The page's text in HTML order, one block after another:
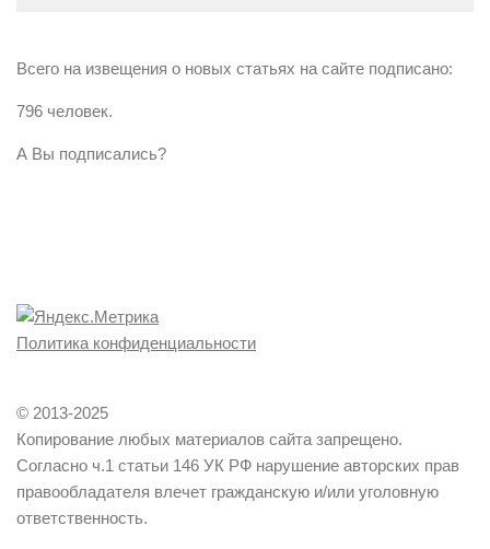
Всего на извещения о новых статьях на сайте подписано:
796 человек.
А Вы подписались?
Политика конфиденциальности
© 2013-2025
Копирование любых материалов сайта запрещено.
Согласно ч.1 статьи 146 УК РФ нарушение авторских прав
правообладателя влечет гражданскую и/или уголовную
ответственность.